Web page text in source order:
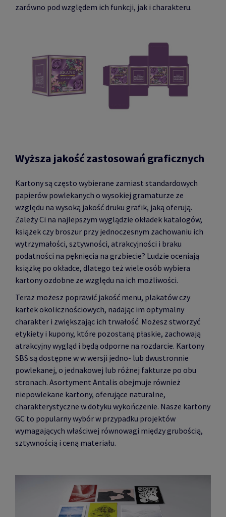
zarówno pod względem ich funkcji, jak i charakteru.
Wyższa jakość zastosowań graficznych
Kartony są często wybierane zamiast standardowych
papierów powlekanych o wysokiej gramaturze ze
względu na wysoką jakość druku grafik, jaką oferują.
Zależy Ci na najlepszym wyglądzie okładek katalogów,
książek czy broszur przy jednoczesnym zachowaniu ich
wytrzymałości, sztywności, atrakcyjności i braku
podatności na pęknięcia na grzbiecie? Ludzie oceniają
książkę po okładce, dlatego też wiele osób wybiera
kartony ozdobne ze względu na ich możliwości.
Teraz możesz poprawić jakość menu, plakatów czy
kartek okolicznościowych, nadając im optymalny
charakter i zwiększając ich trwałość. Możesz stworzyć
etykiety i kupony, które pozostaną płaskie, zachowają
atrakcyjny wygląd i będą odporne na rozdarcie. Kartony
SBS są dostępne w w wersji jedno- lub dwustronnie
powlekanej, o jednakowej lub różnej fakturze po obu
stronach. Asortyment Antalis obejmuje również
niepowlekane kartony, oferujące naturalne,
charakterystyczne w dotyku wykończenie. Nasze kartony
GC to popularny wybór w przypadku projektów
wymagających właściwej równowagi między grubością,
sztywnością i ceną materiału.